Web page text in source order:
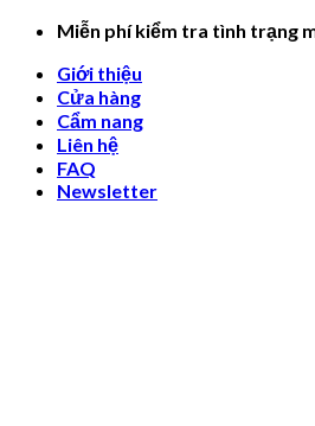
Skip
content
Miễn phí kiểm tra tình trạng
Giới thiệu
Cửa hàng
Cẩm nang
Liên hệ
FAQ
Newsletter